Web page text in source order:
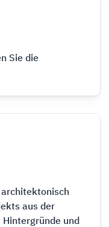
Sie die
aus der
Hintergründe und